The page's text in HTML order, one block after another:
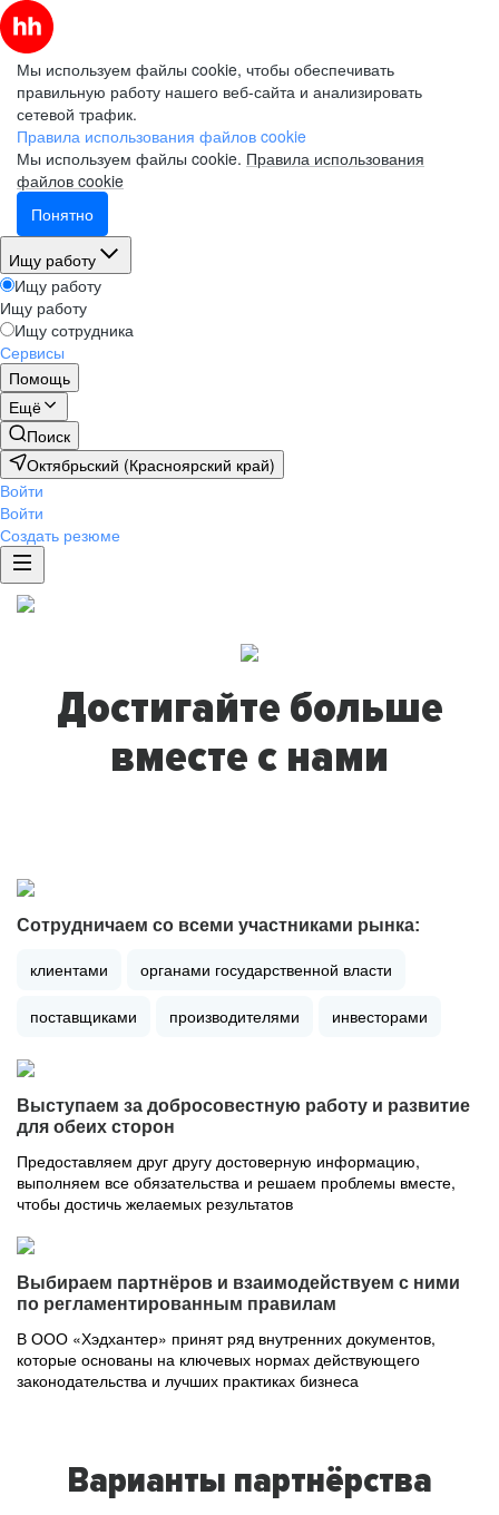
Мы используем файлы cookie, чтобы обеспечивать
правильную работу нашего веб-сайта и анализировать
сетевой трафик.
Правила использования файлов cookie
Мы используем файлы cookie. Правила использования
файлов cookie
Понятно
Ищу работу
Ищу работу
Ищу работу
Ищу сотрудника
Сервисы
Помощь
Ещё
Поиск
Октябрьский (Красноярский край)
Войти
Войти
Создать резюме
Достигайте больше
вместе с нами
Сотрудничаем со всеми участниками рынка:
клиентами органами государственной власти
поставщиками производителями инвесторами
Выступаем за добросовестную работу и развитие
для обеих сторон
Предоставляем друг другу достоверную информацию,
выполняем все обязательства и решаем проблемы вместе,
чтобы достичь желаемых результатов
Выбираем партнёров и взаимодействуем с ними
по регламентированным правилам
В ООО «Хэдхантер» принят ряд внутренних документов,
которые основаны на ключевых нормах действующего
законодательства и лучших практиках бизнеса
Варианты партнёрства